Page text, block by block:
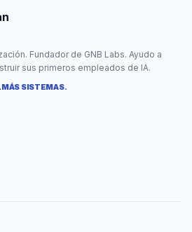
Fundador de GNB Labs. Ayudo a
sus primeros empleados de IA.
MÁS SISTEMAS.